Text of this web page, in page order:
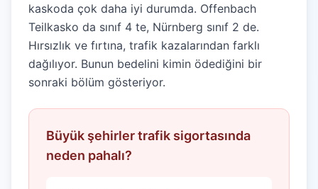
kaskoda çok daha iyi durumda. Offenbach
Teilkasko da sınıf 4 te, Nürnberg sınıf 2 de.
Hırsızlık ve fırtına, trafik kazalarından farklı
dağılıyor. Bunun bedelini kimin ödediğini bir
sonraki bölüm gösteriyor.
Büyük şehirler trafik sigortasında
neden pahalı?